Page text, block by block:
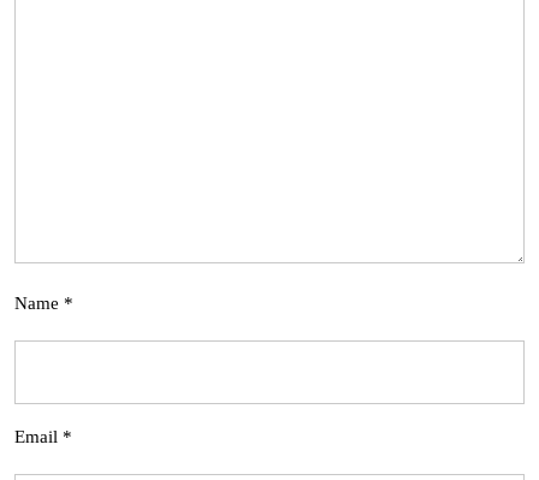
Name *
Email *